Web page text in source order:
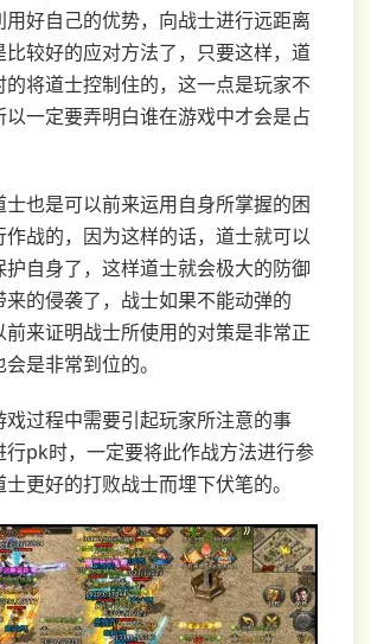
用好自己的优势，向战士进行远距离
比较好的应对方法了，只要这样，道
将道士控制住的，这一点是玩家不
以一定要弄明白谁在游戏中才会是占
也是可以前来运用自身所掌握的困
作战的，因为这样的话，道士就可以
自身了，这样道士就会极大的防御
来的侵袭了，战士如果不能动弹的
来证明战士所使用的对策是非常正
是非常到位的。
戏过程中需要引起玩家所注意的事
行pk时，一定要将此作战方法进行参
更好的打败战士而埋下伏笔的。